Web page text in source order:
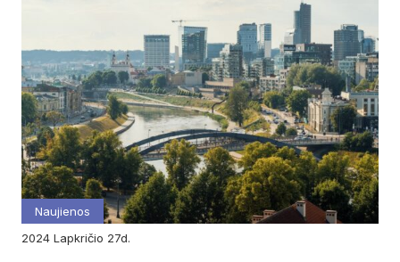
Naujienos
2024
lapkričio 27d.